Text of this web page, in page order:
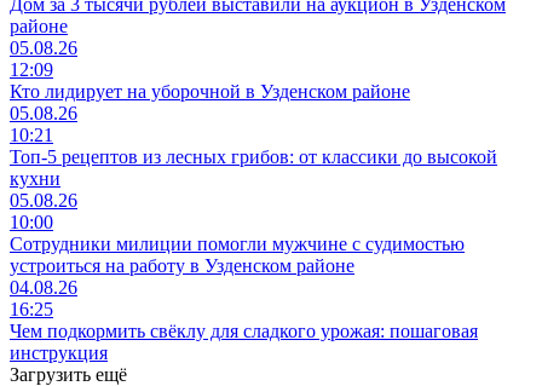
районе
05.08.26
12:09
Кто лидирует на уборочной в Узденском районе
05.08.26
10:21
Топ-5 рецептов из лесных грибов: от классики до высокой
кухни
05.08.26
10:00
Сотрудники милиции помогли мужчине с судимостью
устроиться на работу в Узденском районе
04.08.26
16:25
Чем подкормить свёклу для сладкого урожая: пошаговая
инструкция
Загрузить ещё